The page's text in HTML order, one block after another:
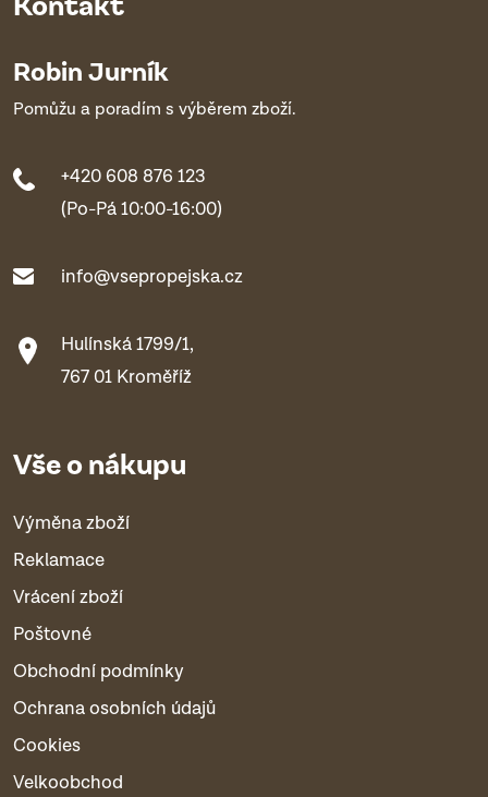
Robin Jurník
Pomůžu a poradím s výběrem zboží.
+420 608 876 123
(Po-Pá 10:00-16:00)
info@vsepropejska.cz
Hulínská 1799/1,
767 01 Kroměříž
Vše o nákupu
Výměna zboží
Reklamace
Vrácení zboží
Poštovné
Obchodní podmínky
Ochrana osobních údajů
Cookies
Velkoobchod